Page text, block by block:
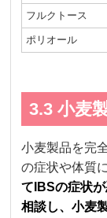
フルクトース
ポリオール
3.3 小麦
小麦製品を完
の症状や体質
てIBSの症状
相談し、小麦